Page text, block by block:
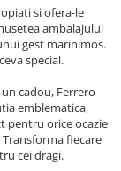
si ofera-le
ambalajului
gest marinimos.
special.
cadou, Ferrero
emblematica,
pentru orice ocazie
fiecare
cei dragi.